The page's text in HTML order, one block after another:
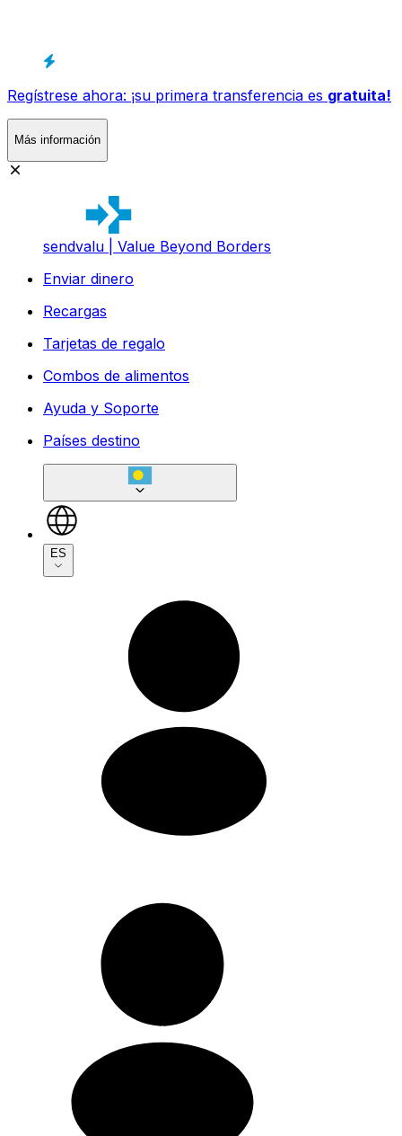
Regístrese ahora: ¡su primera transferencia es gratuita!
Más información
sendvalu | Value Beyond Borders
Enviar dinero
Recargas
Tarjetas de regalo
Combos de alimentos
Ayuda y Soporte
Países destino
ES